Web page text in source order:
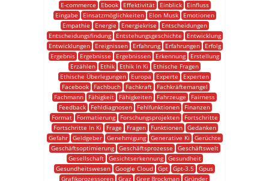
E-commerce
Ebook Effektivität Einblick
Einfluss
Eingabe
Einsatzmöglichkeiten Elon Musk
Emotionen
Empathie
Energie Energiekrise
Entscheidungen
Entscheidungsfindung
Entstehungsgeschichte
Entwicklung
Entwicklungen
Ereignissen Erfahrung Erfahrungen
Erfolg
Ergebnis
Ergebnisse Ergebnissen Erkennung
Erstellung
Erzählen
Ethik Ethik In Ki
Ethische Fragen
Ethische Überlegungen
Europa Experte
Experten
Facebook
Fachbuch Fachkraft
Fachkräftemangel
Fachmann
Fähigkeit Fähigkeiten Fahrzeuge
Fairness
Feedback
Fehldiagnosen Fehlfunktionen
Finanzen
Format
Formatierung Forschungsprojekten
Fortschritte
Fortschritte In Ki
Frage Fragen Funktionen
Gedanken
Gefahr
Geldgeber Genehmigung Generative Ki
Gerüchte
Geschäftsoptimierung
Geschäftsprozesse
Geschäftswelt
Gesellschaft
Gesichtserkennung
Gesundheit
Gesundheitswesen Google Cloud Gpt Gpt-3.5
Gpus
Grafikprozessoren Graz Greg Brockman Gründer